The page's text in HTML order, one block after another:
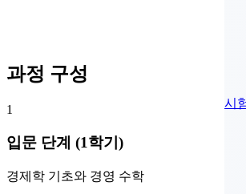
시
과정 구성
1
입문 단계 (1학기)
경제학 기초와 경영 수학